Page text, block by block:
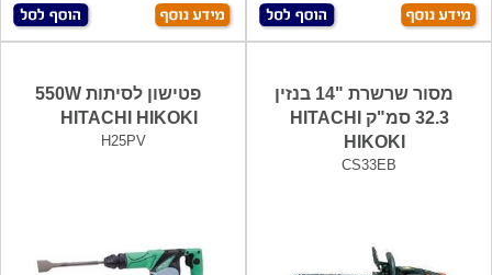
מסור שרשרת "14 בנזין
32.3 סמ"ק HITACHI
HIKOKI
CS33EB
פטישון לסיתות 550W
HITACHI HIKOKI
H25PV